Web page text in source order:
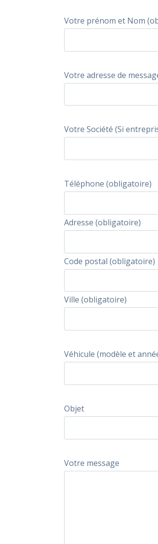
Votre prénom et Nom
Votre adresse de
Votre Société (Si
Téléphone (obligatoire)
Adresse (obligatoire)
Code postal (obligatoire)
Ville (obligatoire)
Véhicule (modèle et
Objet
Votre message